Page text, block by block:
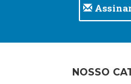
NOSSO